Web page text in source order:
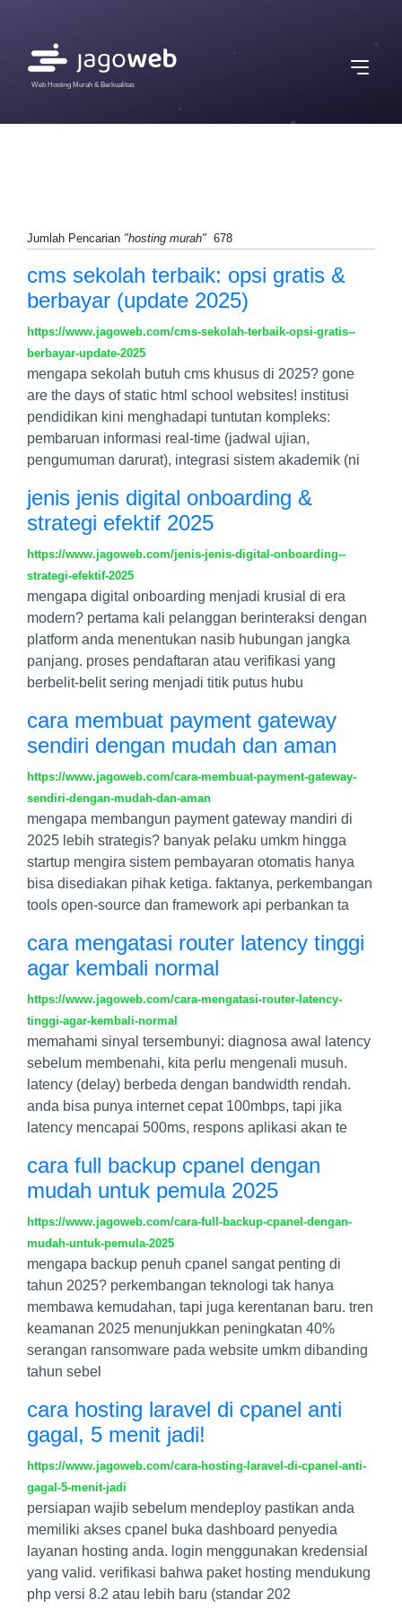
Web Hosting Murah & Berkualitas
Jumlah Pencarian "hosting murah" 678
cms sekolah terbaik: opsi gratis &
berbayar (update 2025)
https://www.jagoweb.com/cms-sekolah-terbaik-opsi-gratis--
berbayar-update-2025
mengapa sekolah butuh cms khusus di 2025? gone
are the days of static html school websites! institusi
pendidikan kini menghadapi tuntutan kompleks:
pembaruan informasi real-time (jadwal ujian,
pengumuman darurat), integrasi sistem akademik (ni
jenis jenis digital onboarding &
strategi efektif 2025
https://www.jagoweb.com/jenis-jenis-digital-onboarding--
strategi-efektif-2025
mengapa digital onboarding menjadi krusial di era
modern? pertama kali pelanggan berinteraksi dengan
platform anda menentukan nasib hubungan jangka
panjang. proses pendaftaran atau verifikasi yang
berbelit-belit sering menjadi titik putus hubu
cara membuat payment gateway
sendiri dengan mudah dan aman
https://www.jagoweb.com/cara-membuat-payment-gateway-
sendiri-dengan-mudah-dan-aman
mengapa membangun payment gateway mandiri di
2025 lebih strategis? banyak pelaku umkm hingga
startup mengira sistem pembayaran otomatis hanya
bisa disediakan pihak ketiga. faktanya, perkembangan
tools open-source dan framework api perbankan ta
cara mengatasi router latency tinggi
agar kembali normal
https://www.jagoweb.com/cara-mengatasi-router-latency-
tinggi-agar-kembali-normal
memahami sinyal tersembunyi: diagnosa awal latency
sebelum membenahi, kita perlu mengenali musuh.
latency (delay) berbeda dengan bandwidth rendah.
anda bisa punya internet cepat 100mbps, tapi jika
latency mencapai 500ms, respons aplikasi akan te
cara full backup cpanel dengan
mudah untuk pemula 2025
https://www.jagoweb.com/cara-full-backup-cpanel-dengan-
mudah-untuk-pemula-2025
mengapa backup penuh cpanel sangat penting di
tahun 2025? perkembangan teknologi tak hanya
membawa kemudahan, tapi juga kerentanan baru. tren
keamanan 2025 menunjukkan peningkatan 40%
serangan ransomware pada website umkm dibanding
tahun sebel
cara hosting laravel di cpanel anti
gagal, 5 menit jadi!
https://www.jagoweb.com/cara-hosting-laravel-di-cpanel-anti-
gagal-5-menit-jadi
persiapan wajib sebelum mendeploy pastikan anda
memiliki akses cpanel buka dashboard penyedia
layanan hosting anda. login menggunakan kredensial
yang valid. verifikasi bahwa paket hosting mendukung
php versi 8.2 atau lebih baru (standar 202